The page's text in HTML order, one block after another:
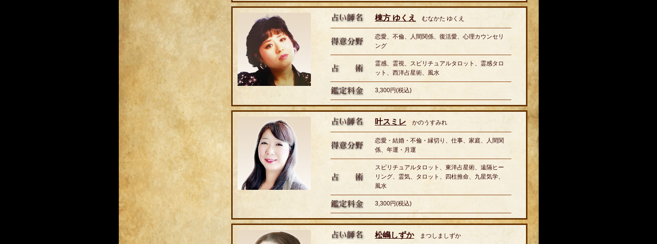
棟方 ゆくえ むなかた ゆくえ
恋愛、不倫、人間関係、復活愛、心理カウンセリ
ング
霊感、霊視、スピリチュアルタロット、霊感タロ
ット、西洋占星術、風水
3,300円(税込)
叶スミレ かのうすみれ
恋愛・結婚・不倫・縁切り、仕事、家庭、人間関
係、年運・月運
スピリチュアルタロット、東洋占星術、遠隔ヒー
リング、霊気、タロット、四柱推命、九星気学、
風水
3,300円(税込)
松嶋しずかまつしましずか